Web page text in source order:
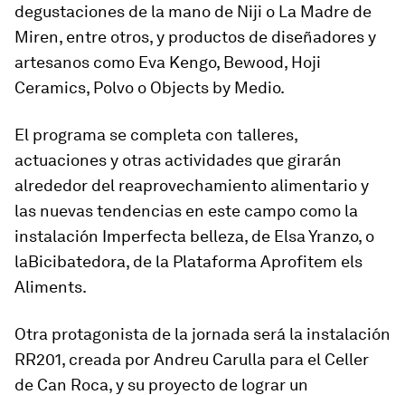
degustaciones de la mano de Niji o La Madre de
Miren, entre otros, y productos de diseñadores y
artesanos como Eva Kengo, Bewood, Hoji
Ceramics, Polvo o Objects by Medio.
El programa se completa con talleres,
actuaciones y otras actividades que girarán
alrededor del reaprovechamiento alimentario y
las nuevas tendencias en este campo como la
instalación Imperfecta belleza, de Elsa Yranzo, o
laBicibatedora, de la Plataforma Aprofitem els
Aliments.
Otra protagonista de la jornada será la instalación
RR201, creada por Andreu Carulla para el Celler
de Can Roca, y su proyecto de lograr un